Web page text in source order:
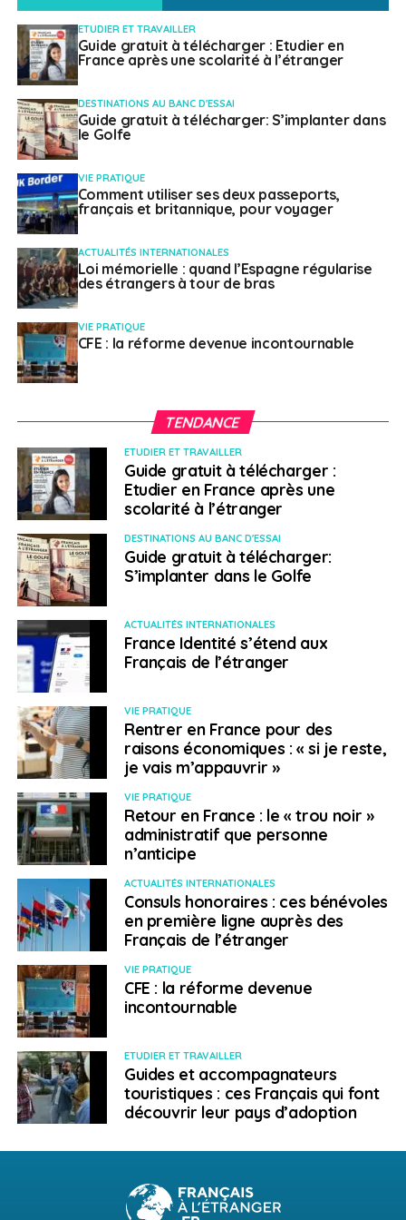
ETUDIER ET TRAVAILLER
Guide gratuit à télécharger : Etudier en
France après une scolarité à l’étranger
DESTINATIONS AU BANC D'ESSAI
Guide gratuit à télécharger: S’implanter dans
le Golfe
VIE PRATIQUE
Comment utiliser ses deux passeports,
français et britannique, pour voyager
ACTUALITÉS INTERNATIONALES
Loi mémorielle : quand l’Espagne régularise
des étrangers à tour de bras
VIE PRATIQUE
CFE : la réforme devenue incontournable
TENDANCE
ETUDIER ET TRAVAILLER
Guide gratuit à télécharger :
Etudier en France après une
scolarité à l’étranger
DESTINATIONS AU BANC D'ESSAI
Guide gratuit à télécharger:
S’implanter dans le Golfe
ACTUALITÉS INTERNATIONALES
France Identité s’étend aux
Français de l’étranger
VIE PRATIQUE
Rentrer en France pour des
raisons économiques : « si je reste,
je vais m’appauvrir »
VIE PRATIQUE
Retour en France : le « trou noir »
administratif que personne
n’anticipe
ACTUALITÉS INTERNATIONALES
Consuls honoraires : ces bénévoles
en première ligne auprès des
Français de l’étranger
VIE PRATIQUE
CFE : la réforme devenue
incontournable
ETUDIER ET TRAVAILLER
Guides et accompagnateurs
touristiques : ces Français qui font
découvrir leur pays d’adoption